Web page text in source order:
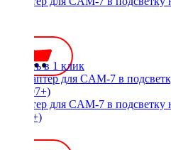
Купить в 1 клик
Адаптер для CAM-7 в
(2007+)